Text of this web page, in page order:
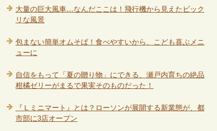
大量の巨大風車…なんだここは！飛行機から見えたビック
リな風景
包まない簡単オムそば！食べやすいから、こども喜ぶメニ
ューに
自信をもって「夏の贈り物」にできる、瀬戸内育ちの絶品
柑橘ゼリーがまるで果実そのものだった！
『Ｌミニマート』とは？ローソンが展開する新業態が、都
市部に3店オープン